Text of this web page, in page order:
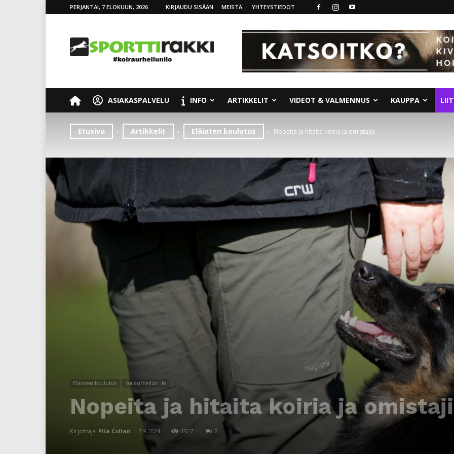
PERJANTAI, 7 ELOKUUN, 2026 KIRJAUDU SISÄÄN MEISTÄ YHTEYSTIEDOT
ASIAKASPALVELU INFO ARTIKKELIT VIDEOT & VALMENNUS KAUPPA
Etusivu Artikkelit Eläinten koulutus Nopeita ja hitaita koiria ja omistajia
Eläinten koulutus Koiraurheilun ilo
Nopeita ja hitaita koiria ja
Kirjoittaja Piia Collan - 3.9.2024 1927 2